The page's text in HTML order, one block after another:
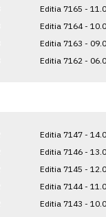
Editia 7165 -
Editia 7164 -
Editia 7163 -
Editia 7162 -
Editia 7147 -
Editia 7146 -
Editia 7145 -
Editia 7144 -
Editia 7143 -